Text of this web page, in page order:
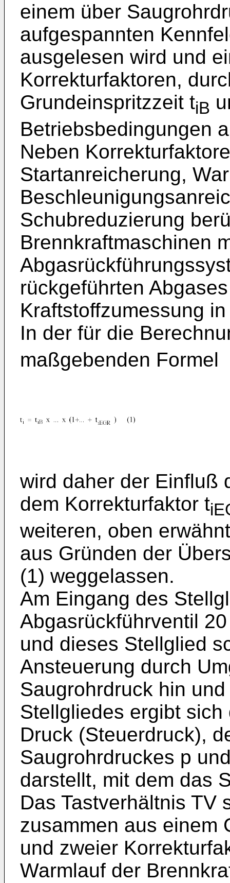
einem über
aufgespannten
ausgelesen wird und
Korrekturfaktoren,
Grundeinspritzzeit tiB
Betriebsbedingungen
Neben
Startanreicherung,
Schubreduzierung
Brennkraftmaschinen
rückgeführten
Kraftstoffzumessung
In der für die
maßgebenden Formel
wird daher der Einfluß
dem Korrekturfaktor t
weiteren, oben
aus Gründen der
(1) weggelassen.
Am Eingang des
Abgasrückführventil
und dieses Stellglied
Ansteuerung durch
Saugrohrdruck hin
Stellgliedes ergibt
Druck (Steuerdruck),
Saugrohrdruckes p
darstellt, mit dem das
Das Tastverhältnis TV
zusammen aus einem
und zweier
Warmlauf der